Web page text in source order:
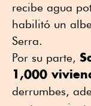
recibe agua
habilitó un
Serra.
Por su parte,
1,000
derrumbes,